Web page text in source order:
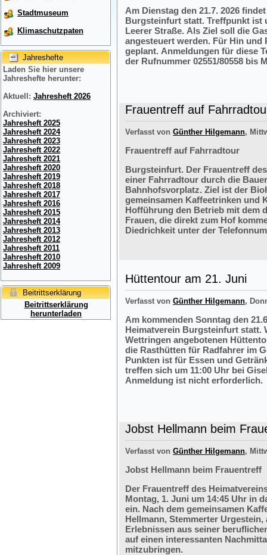
Stadtmuseum
Klimaschutzpaten
Jahreshefte
Laden Sie hier unsere
Jahreshefte herunter:
Aktuell: Jahresheft 2026
Archiviert:
Jahresheft 2025
Jahresheft 2024
Jahresheft 2023
Jahresheft 2022
Jahresheft 2021
Jahresheft 2020
Jahresheft 2019
Jahresheft 2018
Jahresheft 2017
Jahresheft 2016
Jahresheft 2015
Jahresheft 2014
Jahresheft 2013
Jahresheft 2012
Jahresheft 2011
Jahresheft 2010
Jahresheft 2009
Beitrittserklärung
Beitrittserklärung
herunterladen
Am Dienstag den 21.7. 2026
Burgsteinfurt statt. Treffpunkt ist
Leerer Straße. Als Ziel soll die
angesteuert werden. Für Hin und
geplant. Anmeldungen für diese
der Rufnummer 02551/80558 bis
Frauentreff auf
Verfasst von Günther Hilgemann,
Frauentreff auf Fahrradtour
Burgsteinfurt. Der Frauentreff
einer Fahrradtour durch die
Bahnhofsvorplatz. Ziel ist der
gemeinsamen Kaffeetrinken und
Hofführung den Betrieb mit dem
Frauen, die direkt zum Hof
Diedrichkeit unter der
Hüttentour am 21. Juni
Verfasst von Günther Hilgemann,
Am kommenden Sonntag den
Heimatverein Burgsteinfurt statt.
Wettringen angebotenen
die Rasthütten für Radfahrer im
Punkten ist für Essen und
treffen sich um 11:00 Uhr bei
Anmeldung ist nicht erforderlich.
Jobst Hellmann beim
Verfasst von Günther Hilgemann,
Jobst Hellmann beim Frauentreff
Der Frauentreff des
Montag, 1. Juni um 14:45 Uhr in
ein. Nach dem gemeinsamen
Hellmann, Stemmerter
Erlebnissen aus seiner
auf einen interessanten
mitzubringen.